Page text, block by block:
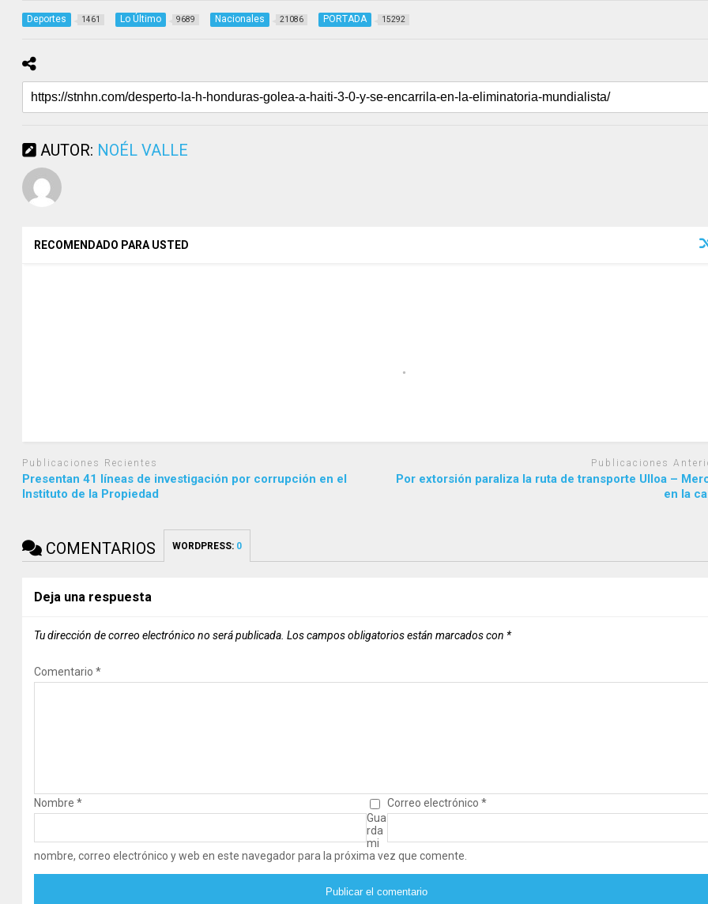
Deportes 1461 Lo Último 9689 Nacionales 21086 PORTADA 15292
AUTOR: NOÉL VALLE
RECOMENDADO PARA USTED
Publicaciones Recientes
Presentan 41 líneas de investigación por corrupción en el
Instituto de la Propiedad
Publicaciones
Por extorsión paraliza la ruta de transporte Ulloa –
en la
COMENTARIOS WORDPRESS: 0
Deja una respuesta
Tu dirección de correo electrónico no será publicada. Los campos obligatorios están marcados con *
Comentario*
Nombre* Correo electrónico *
Gua
rda
mi
nombre, correo electrónico y web en este navegador para la próxima vez que comente.